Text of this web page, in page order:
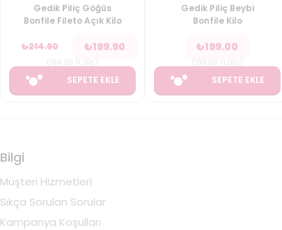
Gedik Piliç Göğüs
Bonfile Fileto Açık Kilo
₺214.90 ₺199.90
SEPETE EKLE
Gedik Piliç Beybi
Bonfile Kilo
₺199.00
SEPETE EKLE
Bilgi
Müşteri Hizmetleri
Sıkça Sorulan Sorular
Kampanya Koşulları